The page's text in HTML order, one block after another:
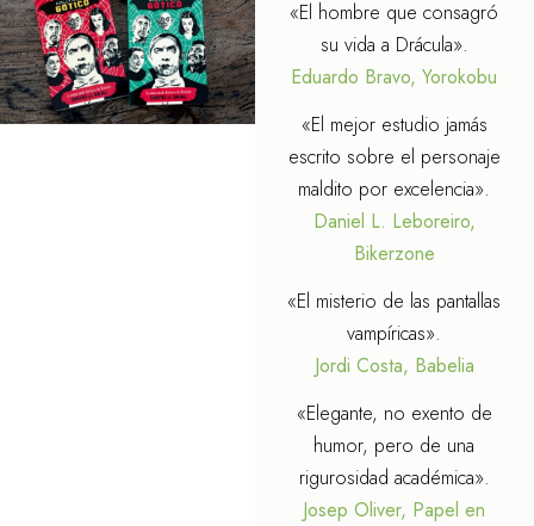
«El hombre que consagró
su vida a Drácula».
Eduardo Bravo, Yorokobu
«El mejor estudio jamás
escrito sobre el personaje
maldito por excelencia».
Daniel L. Leboreiro,
Bikerzone
«El misterio de las pantallas
vampíricas».
Jordi Costa, Babelia
«Elegante, no exento de
humor, pero de una
rigurosidad académica».
Josep Oliver, Papel en